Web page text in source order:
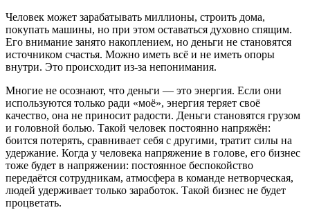
Человек может зарабатывать миллионы, строить дома,
покупать машины, но при этом оставаться духовно спящим.
Его внимание занято накоплением, но деньги не становятся
источником счастья. Можно иметь всё и не иметь опоры
внутри. Это происходит из-за непонимания.
Многие не осознают, что деньги — это энергия. Если они
используются только ради «моё», энергия теряет своё
качество, она не приносит радости. Деньги становятся грузом
и головной болью. Такой человек постоянно напряжён:
боится потерять, сравнивает себя с другими, тратит силы на
удержание. Когда у человека напряжение в голове, его бизнес
тоже будет в напряжении: постоянное беспокойство
передаётся сотрудникам, атмосфера в команде нетворческая,
людей удерживает только заработок. Такой бизнес не будет
процветать.